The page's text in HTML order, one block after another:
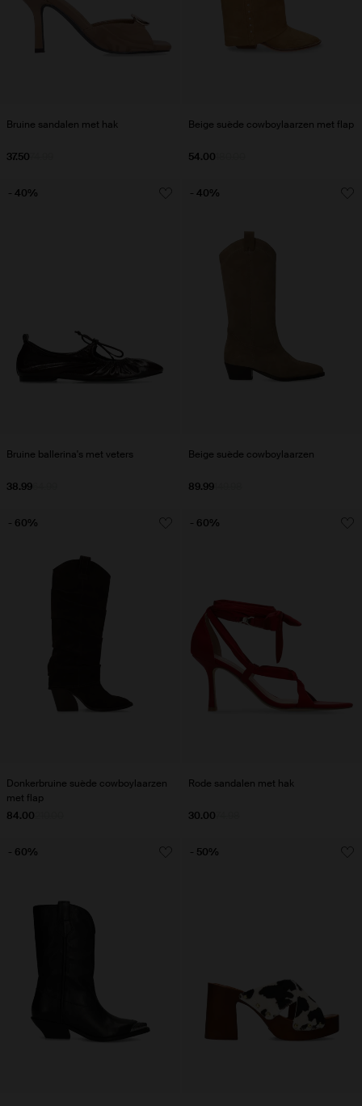
Bruine sandalen met hak
37.50
Beige suède cowboylaarzen met flap
54.00
Bruine ballerina's met veters
38.99
- 40%
Beige suède cowboylaarzen
89.99
- 40%
Donkerbruine suède cowboylaarzen
met flap
84.00
- 60%
Rode sandalen met hak
30.00
- 60%
- 60% - 50%